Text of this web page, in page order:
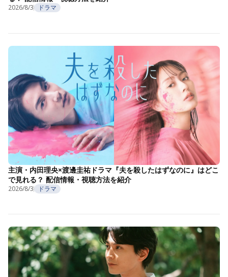
2026/8/3 ドラマ
主演・内田理央×渡邊圭祐ドラマ『夫を殺したはずなのに』はどこ
で見れる？ 配信情報・視聴方法を紹介
2026/8/3 ドラマ